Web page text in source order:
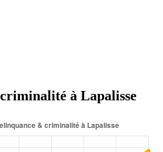
à Lapalisse